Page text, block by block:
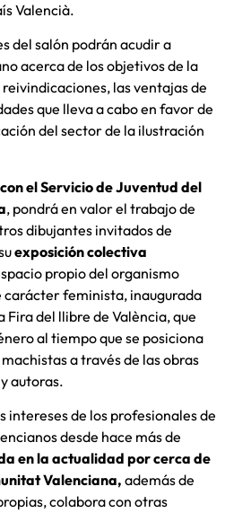
Valencià.
del salón podrán acudir a
acerca de los objetivos de la
las ventajas de
que lleva a cabo en favor de
del sector de la ilustración
el Servicio de Juventud del
, pondrá en valor el trabajo de
dibujantes invitados de
exposición colectiva
propio del organismo
carácter feminista, inaugurada
Fira del llibre de València, que
al tiempo que se posiciona
a través de las obras
autoras.
intereses de los profesionales de
desde hace más de
en la actualidad por cerca de
Valenciana, además de
colabora con otras